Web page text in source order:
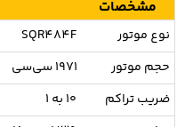
مشخصات
نوع موتور
SQR484F
حجم موتور
۱۹۷۱ سی‌سی
ضریب تراکم
۱۰ به ۱